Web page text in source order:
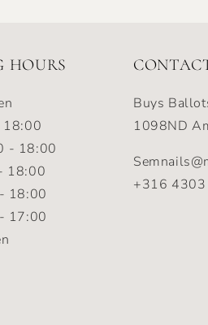
HOURS
- 18:00
18:00
18:00
17:00
Buys
1098ND
+316